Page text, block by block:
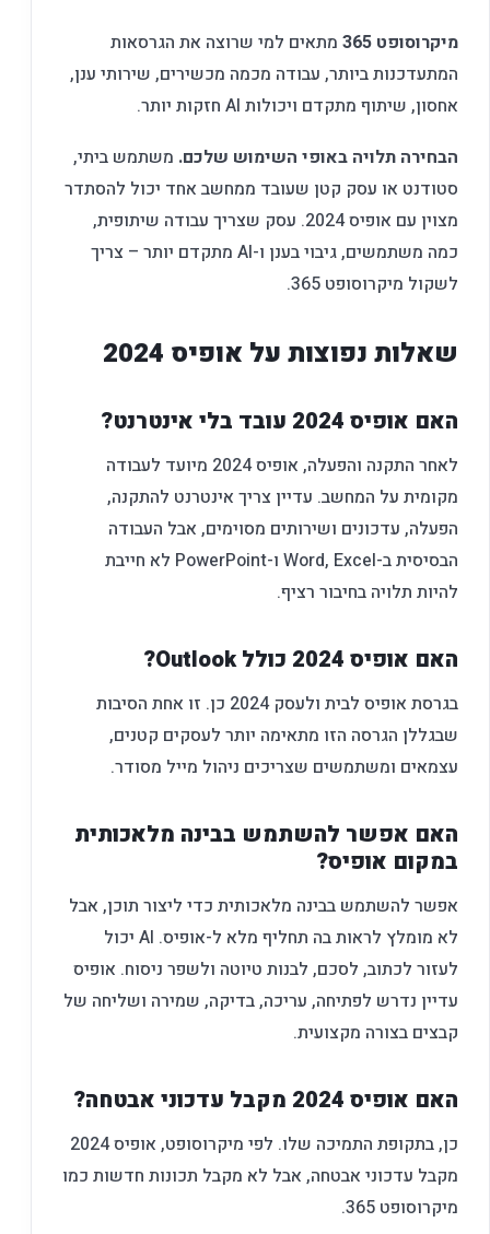
מיקרוסופט 365
מתאים למי שרוצה את הגרסאות
המתעדכנות ביותר, עבודה מכמה מכשירים, שירותי ענן,
אחסון, שיתוף מתקדם ויכולות AI חזקות יותר.
הבחירה תלויה באופי השימוש שלכם. משתמש ביתי,
סטודנט או עסק קטן שעובד ממחשב אחד יכול להסתדר
מצוין עם אופיס 2024. עסק שצריך עבודה שיתופית,
כמה משתמשים, גיבוי בענן ו-AI מתקדם יותר – צריך
לשקול מיקרוסופט 365.
שאלות נפוצות על אופיס 2024
האם אופיס 2024 עובד בלי אינטרנט?
לאחר התקנה והפעלה, אופיס 2024 מיועד לעבודה
מקומית על המחשב. עדיין צריך אינטרנט להתקנה,
הפעלה, עדכונים ושירותים מסוימים, אבל העבודה
הבסיסית ב-Word, Excel ו-PowerPoint לא חייבת
להיות תלויה בחיבור רציף.
האם אופיס 2024 כולל Outlook?
בגרסת אופיס לבית ולעסק 2024 כן. זו אחת הסיבות
שבגללן הגרסה הזו מתאימה יותר לעסקים קטנים,
עצמאים ומשתמשים שצריכים ניהול מייל מסודר.
האם אפשר להשתמש בבינה מלאכותית
במקום אופיס?
אפשר להשתמש בבינה מלאכותית כדי ליצור תוכן, אבל
לא מומלץ לראות בה תחליף מלא ל-אופיס. AI יכול
לעזור לכתוב, לסכם, לבנות טיוטה ולשפר ניסוח. אופיס
עדיין נדרש לפתיחה, עריכה, בדיקה, שמירה ושליחה של
קבצים בצורה מקצועית.
האם אופיס 2024 מקבל עדכוני אבטחה?
כן, בתקופת התמיכה שלו. לפי מיקרוסופט, אופיס 2024
מקבל עדכוני אבטחה, אבל לא מקבל תכונות חדשות כמו
מיקרוסופט 365.